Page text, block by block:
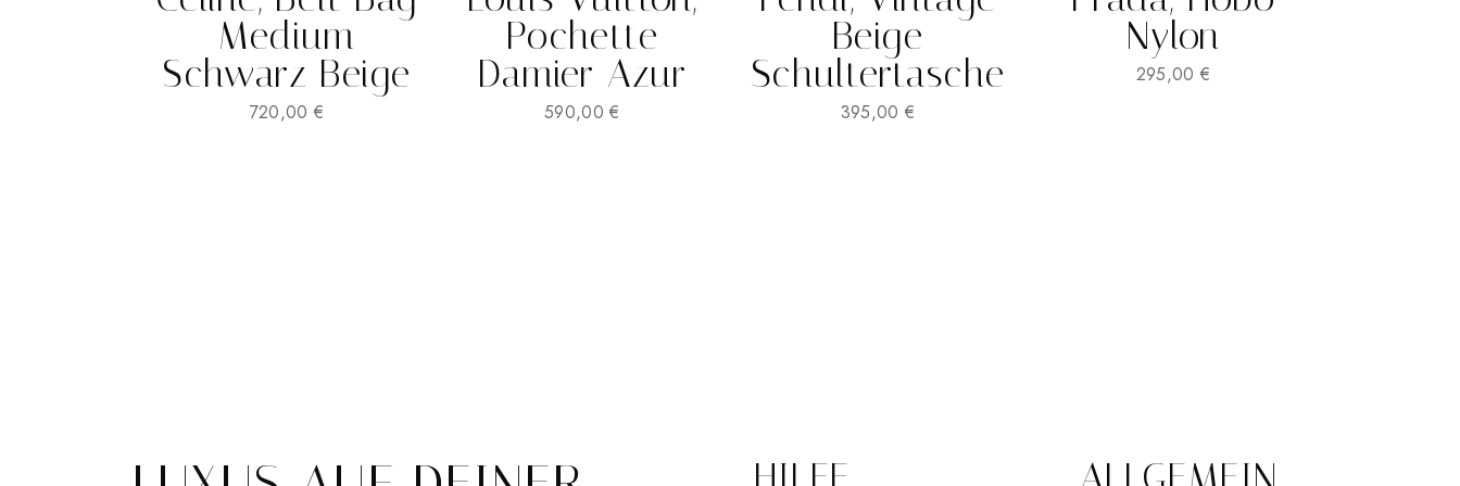
Medium
Schwarz Beige
720,00 €
Pochette
Damier Azur
590,00€
Beige
Schultertasche
395,00 €
Nylon
295,00€